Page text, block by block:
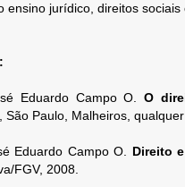
ensino jurídico, direitos sociais
Eduardo Campo O.O
, São Paulo, Malheiros,
Eduardo Campo O. Direito
FGV, 2008.